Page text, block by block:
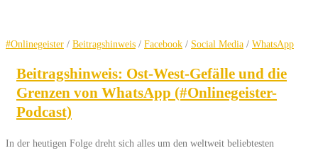
#Onlinegeister / Beitragshinweis / Facebook / Social Media / WhatsApp
Beitragshinweis: Ost-West-Gefälle und die
Grenzen von WhatsApp (#Onlinegeister-
Podcast)
In der heutigen Folge dreht sich alles um den weltweit beliebtesten